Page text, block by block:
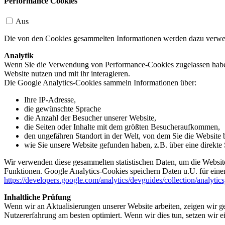
Aus
Die von den Cookies gesammelten Informationen werden dazu
Analytik
Wenn Sie die Verwendung von Performance-Cookies zugelassen
Website nutzen und mit ihr interagieren.
Die Google Analytics-Cookies sammeln Informationen über:
Ihre IP-Adresse,
die gewünschte Sprache
die Anzahl der Besucher unserer Website,
die Seiten oder Inhalte mit dem größten Besucheraufkommen,
den ungefähren Standort in der Welt, von dem Sie die Website
wie Sie unsere Website gefunden haben, z.B. über eine
Wir verwenden diese gesammelten statistischen Daten, um die
Funktionen. Google Analytics-Cookies speichern Daten u.U. für
https://developers.google.com/analytics/devguides/collection/
Inhaltliche Prüfung
Wenn wir an Aktualisierungen unserer Website arbeiten, zeigen wir
Nutzererfahrung am besten optimiert. Wenn wir dies tun, setzen wir